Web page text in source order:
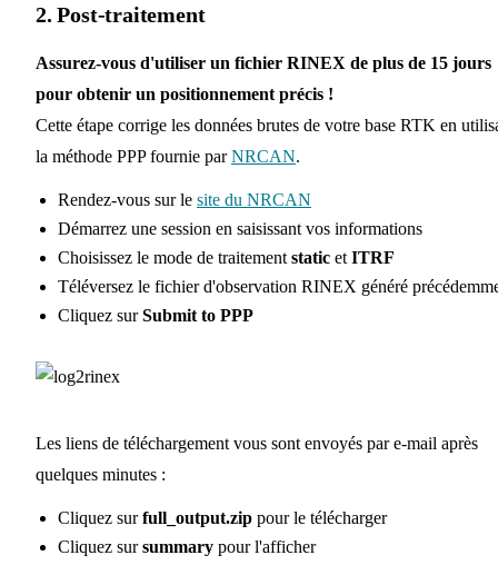
2. Post-traitement
Assurez-vous d'utiliser un fichier RINEX de plus de 15 jours
pour obtenir un positionnement précis !
Cette étape corrige les données brutes de votre base RTK en
la méthode PPP fournie parNRCAN.
Rendez-vous sur le site du NRCAN
Démarrez une session en saisissant vos informations
Choisissez le mode de traitement static et ITRF
Téléversez le fichier d'observation RINEX généré
Cliquez surSubmit to PPP
Les liens de téléchargement vous sont envoyés par e-mail après
quelques minutes :
Cliquez surfull_output.zip pour le télécharger
Cliquez sursummary pour l'afficher